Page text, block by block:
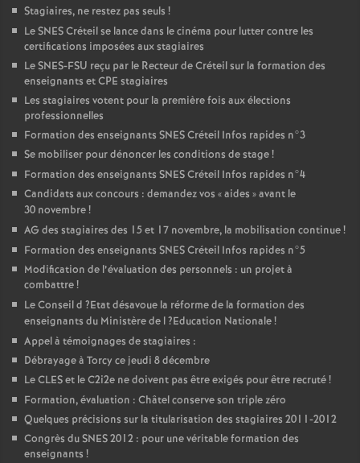
u
r
s
Stagiaires, ne restez pas seuls !
LeSNESCréteil se lance dans le cinéma pour lutter contre les
certifications imposées aux stagiaires
LeSNES-FSU reçu par le Recteur de Créteil sur la formation des
enseignants etCPE stagiaires
Les stagiaires votent pour la première fois aux élections
professionnelles
Formation des enseignants SNESCréteil Infos rapides n°3
Se mobiliser pour dénoncer les conditions de stage!
Formation des enseignants SNESCréteil Infos rapides n°4
Candidats aux concours : demandez vos «aides » avant le
30 novembre!
AG des stagiaires des 15 et 17 novembre, la mobilisation continue!
Formation des enseignants SNESCréteil Infos rapides n°5
Modification de l’évaluation des personnels : un projet à
combattre!
Le Conseil d ?Etat désavoue la réforme de la formation des
enseignants du Ministère de l?Education Nationale!
Appel à témoignages de stagiaires :
Débrayage à Torcy ce jeudi 8 décembre
LeCLESet le C2i2e ne doivent pas être exigés pour être recruté!
Formation, évaluation : Châtel conserve son triple zéro
Quelques précisions sur la titularisation des stagiaires 2011-2012
Congrès duSNES2012 : pour une véritable formation des
enseignants !